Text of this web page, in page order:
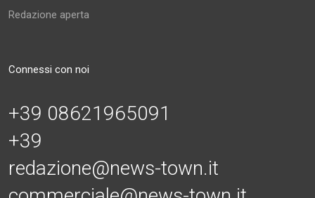
Redazione aperta
Connessi con noi
+39 08621965091
+39
redazione@news-town.it